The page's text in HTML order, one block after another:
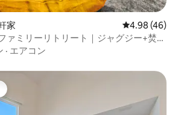
家 レビュー46
4.98 (46)
ァミリーリトリート｜ジャグジー+焚き
· エアコン
イスです。